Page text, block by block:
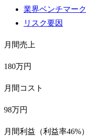
業界ベンチマーク
リスク要因
月間売上
180万円
月間コスト
98万円
月間利益（利益率46%）